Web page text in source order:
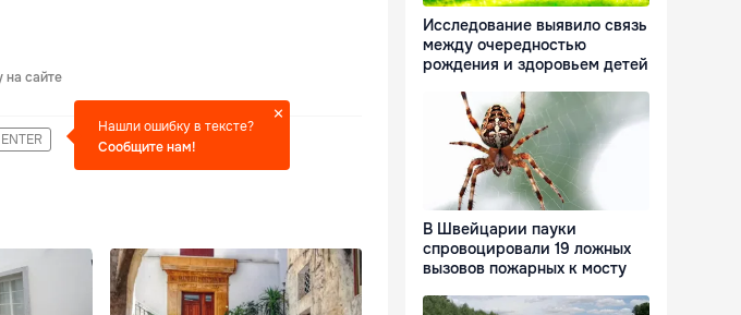
на сайте
ENTER
Нашли ошибку в тексте?
Сообщите нам!
Исследование выявило связь
между очередностью
рождения и здоровьем детей
В Швейцарии пауки
спровоцировали 19 ложных
вызовов пожарных к мосту